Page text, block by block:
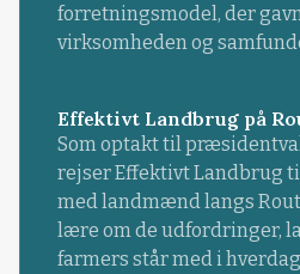
forretningsmodel, der
virksomheden og
Effektivt Landbrug på
Som optakt til
rejser Effektivt Landbrug
med landmænd langs
lære om de udfordringer,
farmers står med i